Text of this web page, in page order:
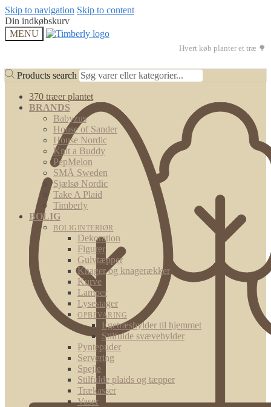
Skip to navigation Skip to content
Din indkøbskurv
MENU
Hvert køb planter et træ 🌳
Products search
370 træer plantet
Products search
BRANDS
Babyzus
House of Sander
House Nordic
Knit a Buddy
PepMelon
SMÅ Sweden
Sjælsø Nordic
Take A Plaid
Timberly
BOLIG
BOLIGINTERIØR
Dekoration
Figurer
Gulvtæpper
Knager og knagerækker
Kurve
Lamper
Lysestager
OPBEVARING
Egetræshylder til hjemmet
Stilfulde svævehylder
Pyntepuder
Servering
Spejle
Stilfulde plaids og tæpper
Trækasser
Vaser